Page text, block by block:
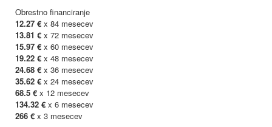
Obrestno financiranje
12.27 € x 84 mesecev
13.81 € x 72 mesecev
15.97 € x 60 mesecev
19.22 € x 48 mesecev
24.68 € x 36 mesecev
35.62 € x 24 mesecev
68.5 € x 12 mesecev
134.32 € x 6 mesecev
266 € x 3 mesecev